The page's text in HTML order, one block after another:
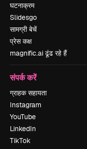
घटनाक्रम
Slidesgo
सामग्री बेचें
प्रेस कक्ष
magnific.ai ढूंढ रहे हैं
संपर्क करें
ग्राहक सहायता
Instagram
YouTube
LinkedIn
TikTok